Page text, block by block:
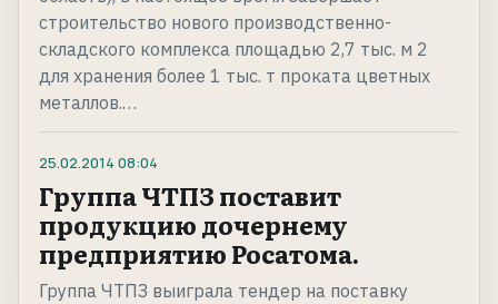
строительство нового производственно-
складского комплекса площадью 2,7 тыс. м 2
для хранения более 1 тыс. т проката цветных
металлов.…
25.02.2014 08:04
Группа ЧТПЗ поставит
продукцию дочернему
предприятию Росатома.
Группа ЧТПЗ выиграла тендер на поставку